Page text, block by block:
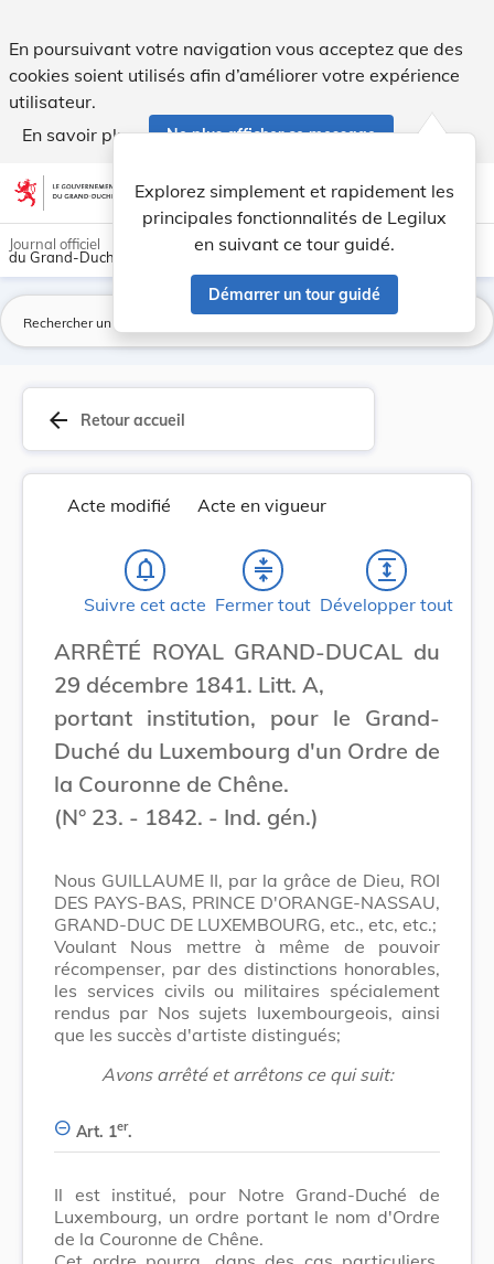
En poursuivant votre navigation vous acceptez que des
cookies soient utilisés afin d’améliorer votre expérience
utilisateur.
En savoir plus
Ne plus afficher ce message
Aller au contenu account_circle help Aide
Explorez simplement et rapidement les
principales fonctionnalités de Legilux
en suivant ce tour guidé.
Démarrer un tour guidé
light_mode dark_mode
Journal officiel
du Grand-Duché de Luxembourg
arrow_back Retour accueil
Acte modifié Acte en vigueur
notifications_none
Suivre cet acte
compress
Fermer tout
expand
Développer tout
ARRÊTÉ ROYAL GRAND-DUCAL du
29 décembre 1841. Litt. A,
portant institution, pour le Grand-
Duché du Luxembourg d'un Ordre de
la Couronne de Chêne.
(N° 23. - 1842. - Ind. gén.)
Nous GUILLAUME II, par la grâce de Dieu, ROI
DES PAYS-BAS, PRINCE D'ORANGE-NASSAU,
GRAND-DUC DE LUXEMBOURG, etc., etc, etc.;
Voulant Nous mettre à même de pouvoir
récompenser, par des distinctions honorables,
les services civils ou militaires spécialement
rendus par Nos sujets luxembourgeois, ainsi
que les succès d'artiste distingués;
Avons arrêté et arrêtons ce qui suit:
Art. 1er.
Il est institué, pour Notre Grand-Duché de
Luxembourg, un ordre portant le nom d'Ordre
de la Couronne de Chêne.